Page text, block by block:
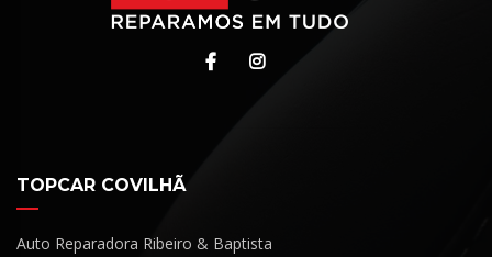
TOPCAR COVILHÃ
Auto Reparadora Ribeiro & Baptista